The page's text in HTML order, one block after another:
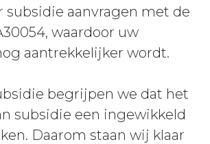
subsidie aanvragen met de
waardoor uw
aantrekkelijker wordt.
begrijpen we dat het
subsidie een ingewikkeld
Daarom staan wij klaar